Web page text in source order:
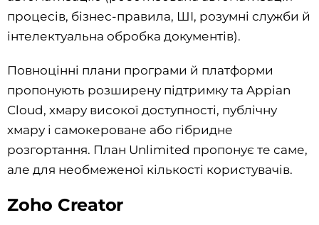
процесів, бізнес-правила, ШІ, розумні служби й
інтелектуальна обробка документів).
Повноцінні плани програми й платформи
пропонують розширену підтримку та Appian
Cloud, хмару високої доступності, публічну
хмару і самокероване або гібридне
розгортання. План Unlimited пропонує те саме,
але для необмеженої кількості користувачів.
Zoho Creator